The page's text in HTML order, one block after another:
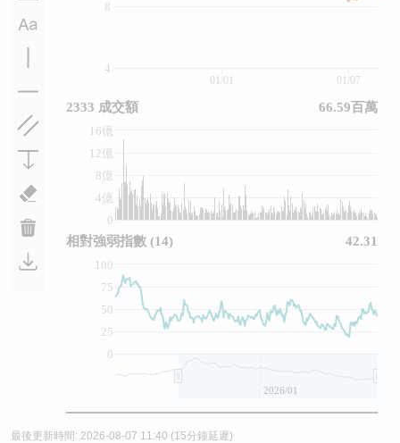
4
8
0
4億
8億
12億
16億
0
25
50
75
100
01/07
01/01
2026/01
2333 成交額 66.59百萬
相對強弱指數 (14) 42.31
最後更新時間: 2026-08-07 11:40 (15分鐘延遲)